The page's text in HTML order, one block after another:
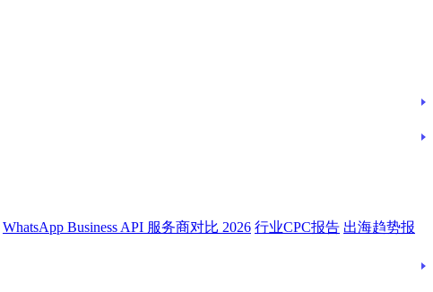
WhatsApp Business API 服务商对比 2026 行业CPC报告 出海趋势报